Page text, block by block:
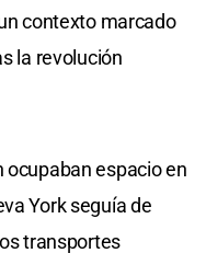
contexto marcado
la revolución
espacio en
York seguía de
transportes